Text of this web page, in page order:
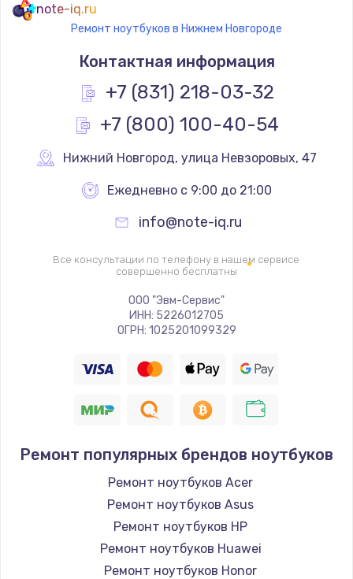
Чистка от пыли
660 руб.
Заказать
Замена южного моста
Замена контроллера питания
1490 руб.
Заказать
Замена материнской платы
1395 руб.
note-iq.ru
Ремонт ноутбуков в Нижнем Новгороде
Контактная информация
+7 (831) 218-03-32
+7 (800) 100-40-54
Нижний Новгород, улица Невзоровых, 47
Ежедневно с 9:00 до 21:00
info@note-iq.ru
Все консультации по телефону в нашем сервисе
совершенно бесплатны
ООО "Эвм-Сервис"
ИНН: 5226012705
ОГРН: 1025201099329
Ремонт популярных брендов ноутбуков
Ремонт ноутбуков Acer
Ремонт ноутбуков Asus
Ремонт ноутбуков HP
Ремонт ноутбуков Huawei
Ремонт ноутбуков Honor